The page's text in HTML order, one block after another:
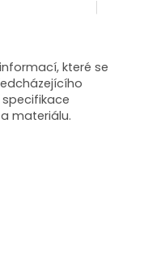
které se
materiálu.